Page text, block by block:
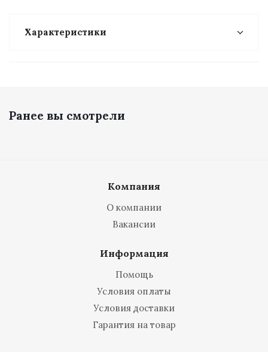
Характеристики
Ранее вы смотрели
Компания
О компании
Вакансии
Информация
Помощь
Условия оплаты
Условия доставки
Гарантия на товар